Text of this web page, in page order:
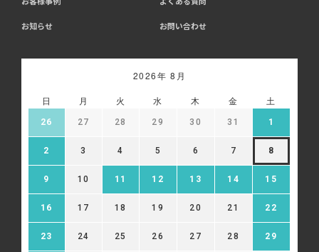
お知らせ お問い合わせ
2026年 8月
日 月 火 水 木 金 土
26 27 28 29 30 31 1
2 3 4 5 6 7 8
9 10 11 12 13 14 15
16 17 18 19 20 21 22
23 24 25 26 27 28 29